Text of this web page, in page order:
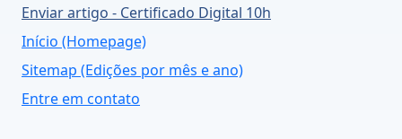
Enviar artigo - Certificado Digital 10h
Início (Homepage)
Sitemap (Edições por mês e ano)
Entre em contato